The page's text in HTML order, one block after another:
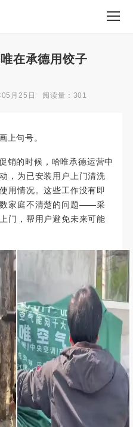
在承德用饺子
月25日 阅读量：301
上句号。
销的时候，哈唯承德运营中
，为已安装用户上门清洗
用情况。这些工作没有即
家庭不清楚的问题——采
门，帮用户避免未来可能